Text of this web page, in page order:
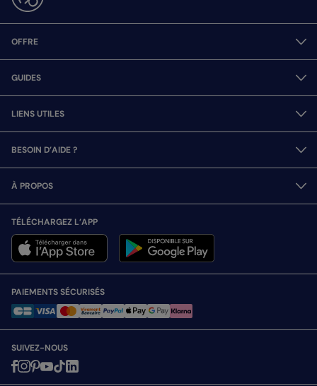
OFFRE
GUIDES
LIENS UTILES
BESOIN D’AIDE ?
À PROPOS
TÉLÉCHARGEZ L’APP
PAIEMENTS SÉCURISÉS
SUIVEZ-NOUS